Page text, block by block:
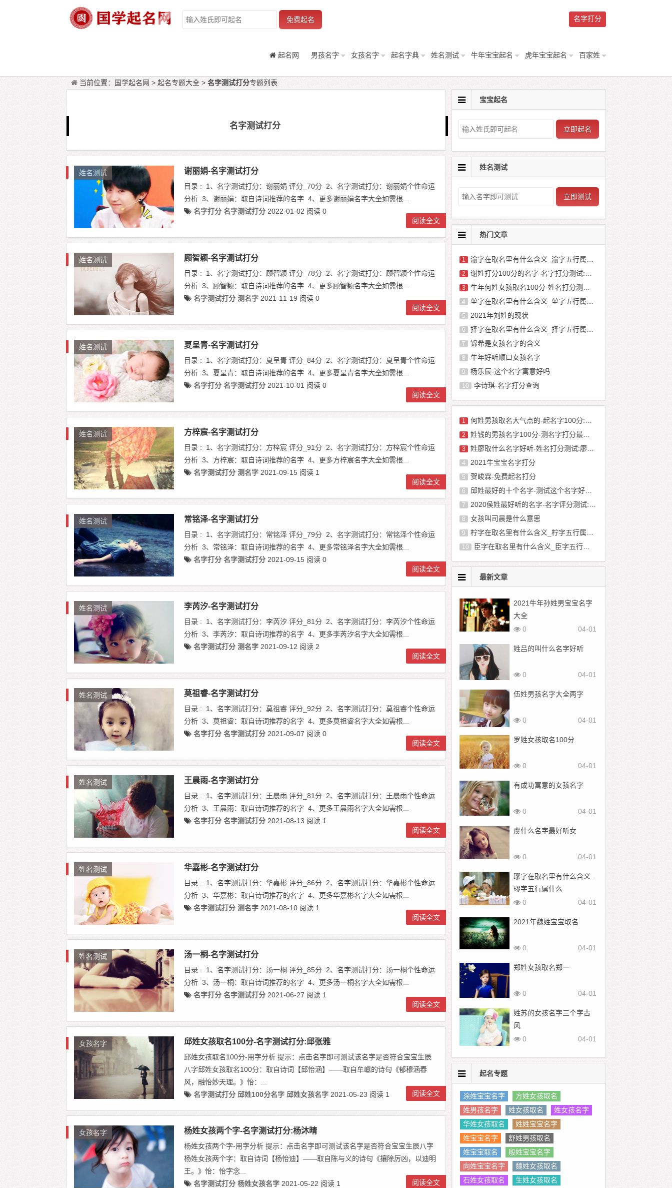
名字打分
免费起名
起名网 男孩名字 女孩名字 起名字典 姓名测试 牛年宝宝起名 虎年宝宝起名 百家姓
当前位置： 国学起名网 > 起名专题大全 > 名字测试打分专题列表
名字测试打分
姓名测试 谢丽娟-名字测试打分
目录 : 1、名字测试打分：谢丽娟 评分_70分 2、名字测试打分：谢丽娟个性命运
分析 3、谢丽娟：取自诗词推荐的名字 4、更多谢丽娟名字大全如需根...
名字打分 名字测试打分 2022-01-02 阅读 0
阅读全文
姓名测试 顾智颖-名字测试打分
目录 : 1、名字测试打分：顾智颖 评分_78分 2、名字测试打分：顾智颖个性命运
分析 3、顾智颖：取自诗词推荐的名字 4、更多顾智颖名字大全如需根...
名字测试打分 测名字 2021-11-19 阅读 0
阅读全文
姓名测试 夏呈青-名字测试打分
目录 : 1、名字测试打分：夏呈青 评分_84分 2、名字测试打分：夏呈青个性命运
分析 3、夏呈青：取自诗词推荐的名字 4、更多夏呈青名字大全如需根...
名字打分 名字测试打分 2021-10-01 阅读 0
阅读全文
姓名测试 方梓宸-名字测试打分
目录 : 1、名字测试打分：方梓宸 评分_91分 2、名字测试打分：方梓宸个性命运
分析 3、方梓宸：取自诗词推荐的名字 4、更多方梓宸名字大全如需根...
名字测试打分 测名字 2021-09-15 阅读 1
阅读全文
姓名测试 常铭泽-名字测试打分
目录 : 1、名字测试打分：常铭泽 评分_79分 2、名字测试打分：常铭泽个性命运
分析 3、常铭泽：取自诗词推荐的名字 4、更多常铭泽名字大全如需根...
名字打分 名字测试打分 2021-09-15 阅读 0
阅读全文
姓名测试 李芮汐-名字测试打分
目录 : 1、名字测试打分：李芮汐 评分_81分 2、名字测试打分：李芮汐个性命运
分析 3、李芮汐：取自诗词推荐的名字 4、更多李芮汐名字大全如需根...
名字测试打分 测名字 2021-09-12 阅读 2
阅读全文
姓名测试 莫祖睿-名字测试打分
目录 : 1、名字测试打分：莫祖睿 评分_92分 2、名字测试打分：莫祖睿个性命运
分析 3、莫祖睿：取自诗词推荐的名字 4、更多莫祖睿名字大全如需根...
名字打分 名字测试打分 2021-09-07 阅读 0
阅读全文
姓名测试 王晨雨-名字测试打分
目录 : 1、名字测试打分：王晨雨 评分_81分 2、名字测试打分：王晨雨个性命运
分析 3、王晨雨：取自诗词推荐的名字 4、更多王晨雨名字大全如需根...
名字打分 名字测试打分 2021-08-13 阅读 1
阅读全文
姓名测试 华嘉彬-名字测试打分
目录 : 1、名字测试打分：华嘉彬 评分_86分 2、名字测试打分：华嘉彬个性命运
分析 3、华嘉彬：取自诗词推荐的名字 4、更多华嘉彬名字大全如需根...
名字测试打分 测名字 2021-08-10 阅读 1
阅读全文
姓名测试 汤一桐-名字测试打分
目录 : 1、名字测试打分：汤一桐 评分_85分 2、名字测试打分：汤一桐个性命运
分析 3、汤一桐：取自诗词推荐的名字 4、更多汤一桐名字大全如需根...
名字打分 名字测试打分 2021-06-27 阅读 1
阅读全文
女孩名字 邱姓女孩取名100分-名字测试打分:邱张雅
邱姓女孩取名100分-用字分析 提示：点击名字即可测试该名字是否符合宝宝生辰
八字邱姓女孩取名100分：取自诗词【邱怡涵】——取自牟巘的诗句《郁穆涵春
风，融怡妙天理。》怡：...
名字测试打分 邱姓100分名字 邱姓女孩名字 2021-05-23 阅读 1 阅读全文
女孩名字 杨姓女孩两个字-名字测试打分:杨沐晴
杨姓女孩两个字-用字分析 提示：点击名字即可测试该名字是否符合宝宝生辰八字
杨姓女孩两个字：取自诗词【杨怡迪】——取自陈与义的诗句《攘除厉凶，以迪明
王。》怡：怡字念...
名字测试打分 杨姓女孩名字 2021-05-22 阅读 1 阅读全文
宝宝起名
立即起名
姓名测试
立即测试
热门文章
1 渝字在取名里有什么含义_渝字五行属什么
2 谢姓打分100分的名字-名字打分测试:谢秋桐
3 牛年何姓女孩取名100分-姓名打分测试100分:何琬琰
4 垒字在取名里有什么含义_垒字五行属什么
5 2021年刘姓的现状
6 择字在取名里有什么含义_择字五行属什么
7 锦希是女孩名字的含义
8 牛年好听顺口女孩名字
9 杨乐辰-这个名字寓意好吗
10 李诗琪-名字打分查询
1 何姓男孩取名大气点的-起名字100分:何宏晨
2 姓钱的男孩名字100分-测名字打分最准免费:钱辰宇
3 姓廖取什么名字好听-姓名打分测试:廖俊睿
4 2021牛宝宝名字打分
5 贺峻霖-免费起名打分
6 邱姓最好的十个名字-测试这个名字好不好:邱奕程
7 2020侯姓最好听的名字-名字评分测试:侯朝宸
8 女孩叫司晨是什么意思
9 柠字在取名里有什么含义_柠字五行属什么
10 臣字在取名里有什么含义_臣字五行属什么
最新文章
2021牛年孙姓男宝宝名字
大全
04-01
0
姓吕的叫什么名字好听
04-01
0
伍姓男孩名字大全两字
04-01
0
罗姓女孩取名100分
04-01
0
有成功寓意的女孩名字
04-01
0
虞什么名字最好听女
04-01
0
璆字在取名里有什么含义_
璆字五行属什么
04-01
0
2021年魏姓宝宝取名
04-01
0
郑姓女孩取名郑一
04-01
0
姓苏的女孩名字三个字古
风
04-01
0
起名专题
涂姓宝宝名字
方姓女孩取名
姓男孩名字
姓女孩取名
姓女孩名字
华姓女孩取名
姓姓宝宝名字
姓宝宝名字
舒姓男孩取名
姓宝宝取名
殷姓宝宝名字
向姓宝宝名字
魏姓女孩取名
石姓女孩取名
生姓女孩取名